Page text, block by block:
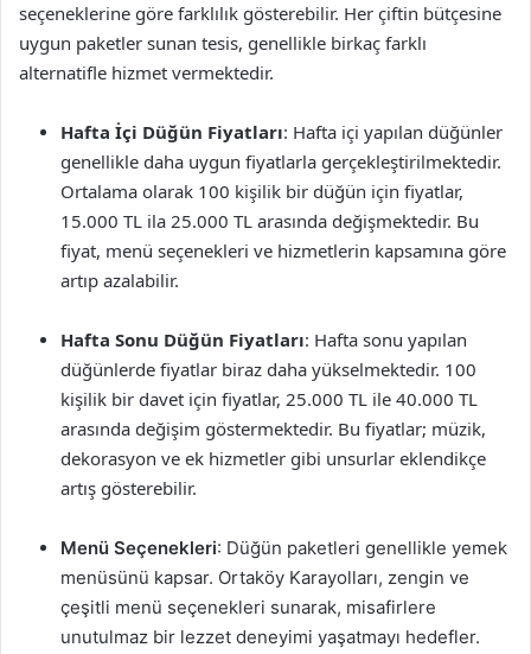
seçeneklerine göre farklılık gösterebilir. Her çiftin bütçesine
uygun paketler sunan tesis, genellikle birkaç farklı
alternatifle hizmet vermektedir.
Hafta İçi Düğün Fiyatları: Hafta içi yapılan düğünler
genellikle daha uygun fiyatlarla gerçekleştirilmektedir.
Ortalama olarak 100 kişilik bir düğün için fiyatlar,
15.000 TL ila 25.000 TL arasında değişmektedir. Bu
fiyat, menü seçenekleri ve hizmetlerin kapsamına göre
artıp azalabilir.
Hafta Sonu Düğün Fiyatları: Hafta sonu yapılan
düğünlerde fiyatlar biraz daha yükselmektedir. 100
kişilik bir davet için fiyatlar, 25.000 TL ile 40.000 TL
arasında değişim göstermektedir. Bu fiyatlar; müzik,
dekorasyon ve ek hizmetler gibi unsurlar eklendikçe
artış gösterebilir.
Menü Seçenekleri: Düğün paketleri genellikle yemek
menüsünü kapsar. Ortaköy Karayolları, zengin ve
çeşitli menü seçenekleri sunarak, misafirlere
unutulmaz bir lezzet deneyimi yaşatmayı hedefler.